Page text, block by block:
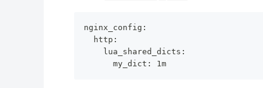
nginx_config:
  http:
    lua_shared_dicts: